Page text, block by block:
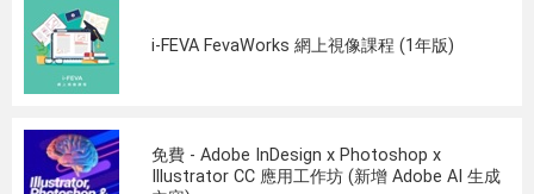
i-FEVA FevaWorks 網上視像課程 (1年版)
免費 - Adobe InDesign x Photoshop x
Illustrator CC 應用工作坊 (新增 Adobe AI 生成